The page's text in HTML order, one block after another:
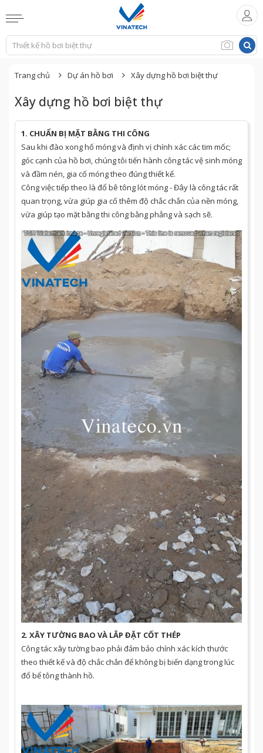
Trang chủ Dự án hồ bơi Xây dựng hồ bơi biệt thự
Xây dựng hồ bơi biệt thự
1. CHUẨN BỊ MẶT BẰNG THI CÔNG
Sau khi đào xong hố móng và định vị chính xác các tim mốc;
góc cạnh của hồ bơi, chúng tôi tiến hành công tác vệ sinh móng
và đầm nén, gia cố móng theo đúng thiết kế.
Công việc tiếp theo là đổ bê tông lót móng - Đây là công tác rất
quan trọng, vừa giúp gia cố thêm độ chắc chắn của nền móng,
vừa giúp tạo mặt bằng thi công bằng phẳng và sạch sẽ.
2. XÂY TƯỜNG BAO VÀ LẮP ĐẶT CỐT THÉP
Công tác xây tường bao phải đảm bảo chính xác kích thước
theo thiết kế và độ chắc chắn để không bị biến dạng trong lúc
đổ bể tông thành hồ.